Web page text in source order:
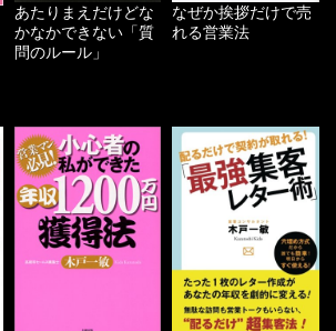
あたりまえだけどな
かなかできない「質
問のルール」
なぜか挨拶だけで売
れる営業法